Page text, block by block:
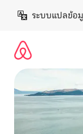
เนื้อหา
ระบบแปลข้อ